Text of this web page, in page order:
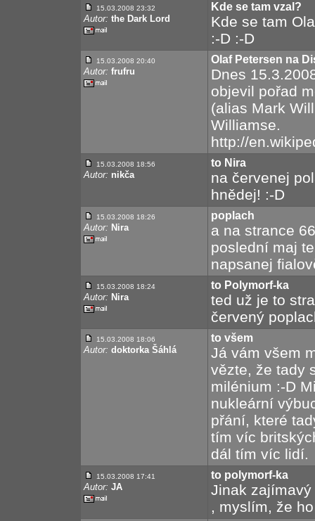
15.03.2008 23:32
Autor: the Dark Lord
Kde se tam vzal?
Kde se tam
:-D :-D
15.03.2008 20:40
Autor: frufru
Olaf Petersen na
Dnes
objevil pořad
(alias Mark
Williamse.
http://
15.03.2008 18:56
Autor: nikča
to Nira
na červenej
hnědej! :-D
15.03.2008 18:26
Autor: Nira
poplach
a na strance
poslední maj
napsanej
15.03.2008 18:24
Autor: Nira
to Polymorf-ka
ted už je to
červený
15.03.2008 18:06
Autor: doktorka Šáhlá
to všem
Já vám všem
vězte, že tady
milénium :-D
nukleární
přání, které
tím víc
dál tím víc lidí.
15.03.2008 17:41
Autor: JA
to polymorf-ka
Jinak
, myslím, že